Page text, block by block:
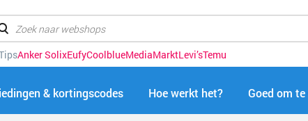
Anker SolixEufyCoolblueMediaMarktLevi’sTemu
& kortingscodes Hoe werkt het? Goed om